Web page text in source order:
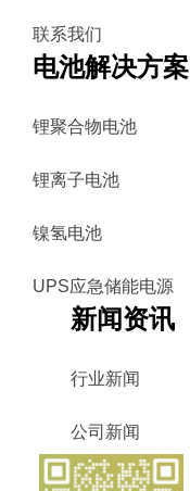
联系我们
电池解决方案
锂聚合物电池
锂离子电池
镍氢电池
UPS应急储能电源
新闻资讯
行业新闻
公司新闻